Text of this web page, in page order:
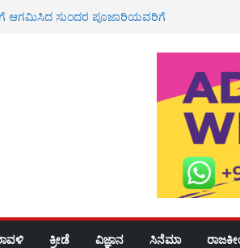
ಆಗಮಿಸಿದ ಸುಂದರ ಪೂಜಾರಿಯವರಿಗೆ
ಲಕ್ಷ ಪರಿಹಾರ ಮಂಜೂರು: ಶಾಸಕ
ಸಚಿವ ಯು.ಟಿ ಖಾದರ್ ಭೇಟಿ<br>
ಕ್ರೀಡೆ ವಿಜ್ಞಾನ ಸಿನೆಮಾ